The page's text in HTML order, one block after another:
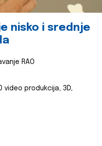
nisko i srednje
RAO
video produkcija, 3D,